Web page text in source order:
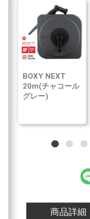
BOXY NEXT
20m(チャコール
グレー)
商品詳細